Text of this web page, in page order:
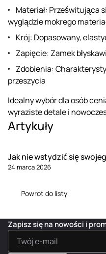
Materiał: Prześwitująca
wyglądzie mokrego
Krój: Dopasowany,
Zapięcie: Zamek
Zdobienia:
przeszycia
Idealny wybór dla osób
wyraziste detale i
Artykuły
Jak nie wstydzić się
24 marca 2026
Powrót do listy
Zapisz się na nowości i